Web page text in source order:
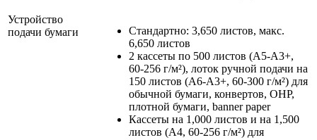
Устройство
подачи бумаги
Стандартно: 3,650 листов, макс.
6,650 листов
2 кассеты по 500 листов (A5-A3+,
60-256 г/м²), лоток ручной подачи на
150 листов (A6-A3+, 60-300 г/м²) для
обычной бумаги, конвертов, OHP,
плотной бумаги, banner paper
Кассеты на 1,000 листов и на 1,500
листов (A4, 60-256 г/м²) для